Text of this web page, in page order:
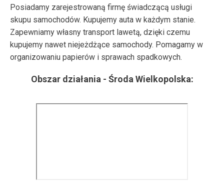
Posiadamy zarejestrowaną firmę świadczącą usługi
skupu samochodów. Kupujemy auta w każdym stanie.
Zapewniamy własny transport lawetą, dzięki czemu
kupujemy nawet niejeżdżące samochody. Pomagamy w
organizowaniu papierów i sprawach spadkowych.
Obszar działania - Środa Wielkopolska: